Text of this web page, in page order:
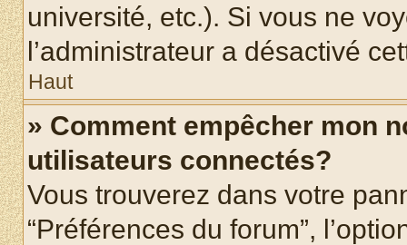
université, etc.). Si vous ne
l’administrateur a désactivé
Haut
» Comment empêcher mon
utilisateurs connectés?
Vous trouverez dans votre
“Préférences du forum”,